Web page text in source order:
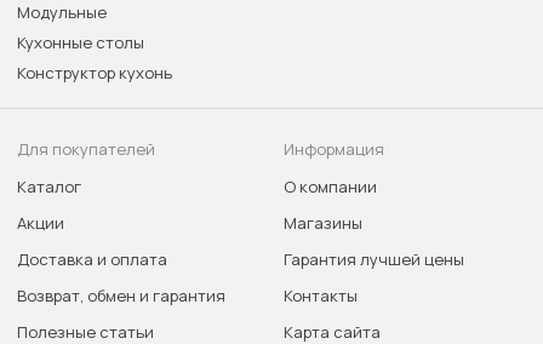
Модульные
Кухонные столы
Конструктор кухонь
Для покупателей
Каталог
Акции
Доставка и оплата
Возврат, обмен и гарантия
Полезные статьи
Информация
О компании
Магазины
Гарантия лучшей цены
Контакты
Карта сайта